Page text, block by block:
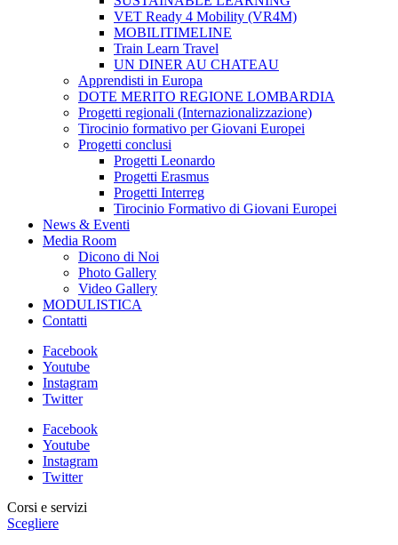
VET Ready 4 Mobility (VR4M)
MOBILITIMELINE
Train Learn Travel
UN DINER AU CHATEAU
Apprendisti in Europa
DOTE MERITO REGIONE LOMBARDIA
Progetti regionali (Internazionalizzazione)
Tirocinio formativo per Giovani Europei
Progetti conclusi
Progetti Leonardo
Progetti Erasmus
Progetti Interreg
Tirocinio Formativo di Giovani Europei
News & Eventi
Media Room
Dicono di Noi
Photo Gallery
Video Gallery
MODULISTICA
Contatti
Facebook
Youtube
Instagram
Twitter
Facebook
Youtube
Instagram
Twitter
Corsi e servizi
Scegliere